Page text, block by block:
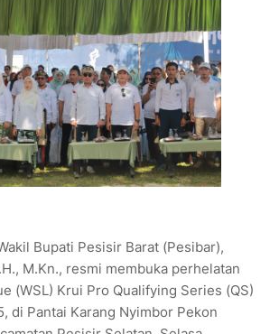
Bupati Pesisir Barat (Pesibar),
M.Kn., resmi membuka perhelatan
(WSL) Krui Pro Qualifying Series (QS)
di Pantai Karang Nyimbor Pekon